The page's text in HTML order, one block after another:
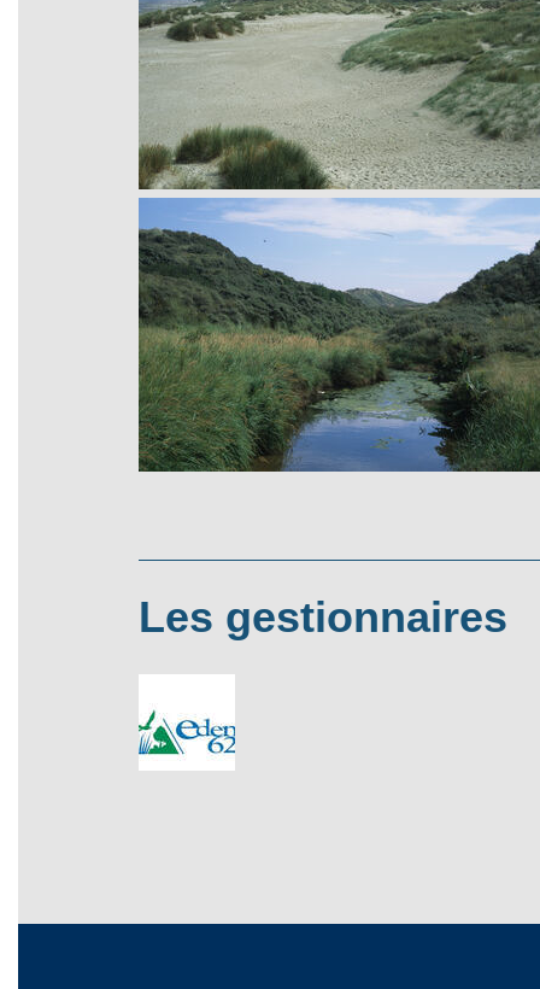
Les gestionnaires